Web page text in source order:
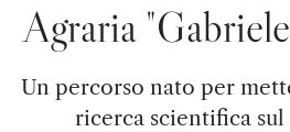
Agraria
Un percorso nato per
ricerca scientifica sul